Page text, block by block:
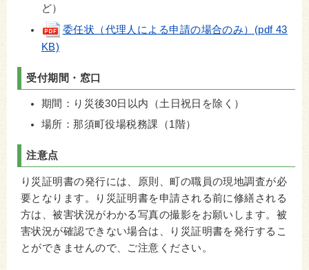
ど）
委任状（代理人による申請の場合のみ）(pdf 43
KB)
受付期間・窓口
期間：り災後30日以内（土日祝日を除く）
場所：那須町役場税務課（1階）
注意点
り災証明書の発行には、原則、町の職員の現地調査が必
要となります。り災証明書を申請される前に修繕される
方は、被害状況がわかる写真の撮影をお願いします。被
害状況が確認できない場合は、り災証明書を発行するこ
とができませんので、ご注意ください。